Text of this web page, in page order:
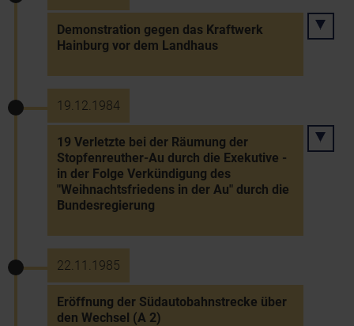
Demonstration gegen das Kraftwerk
Hainburg vor dem Landhaus
19.12.1984
19 Verletzte bei der Räumung der
Stopfenreuther-Au durch die Exekutive -
in der Folge Verkündigung des
"Weihnachtsfriedens in der Au" durch die
Bundesregierung
22.11.1985
Eröffnung der Südautobahnstrecke über
den Wechsel (A 2)